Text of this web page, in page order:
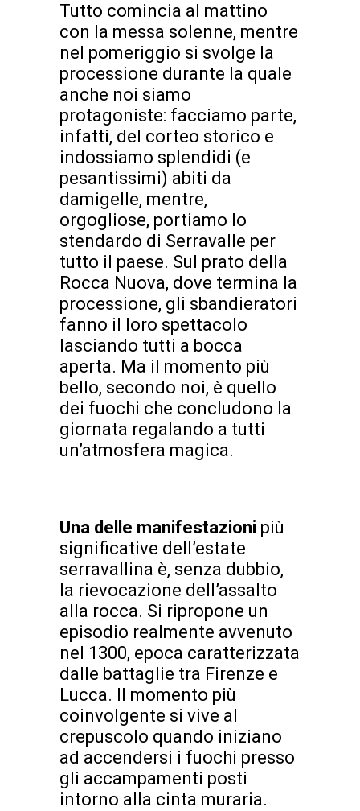
Tutto comincia al mattino
con la messa solenne, mentre
nel pomeriggio si svolge la
processione durante la quale
anche noi siamo
protagoniste: facciamo parte,
infatti, del corteo storico e
indossiamo splendidi (e
pesantissimi) abiti da
damigelle, mentre,
orgogliose, portiamo lo
stendardo di Serravalle per
tutto il paese. Sul prato della
Rocca Nuova, dove termina la
processione, gli sbandieratori
fanno il loro spettacolo
lasciando tutti a bocca
aperta. Ma il momento più
bello, secondo noi, è quello
dei fuochi che concludono la
giornata regalando a tutti
un’atmosfera magica.
Una delle manifestazioni più
significative dell’estate
serravallina è, senza dubbio,
la rievocazione dell’assalto
alla rocca. Si ripropone un
episodio realmente avvenuto
nel 1300, epoca caratterizzata
dalle battaglie tra Firenze e
Lucca. Il momento più
coinvolgente si vive al
crepuscolo quando iniziano
ad accendersi i fuochi presso
gli accampamenti posti
intorno alla cinta muraria.